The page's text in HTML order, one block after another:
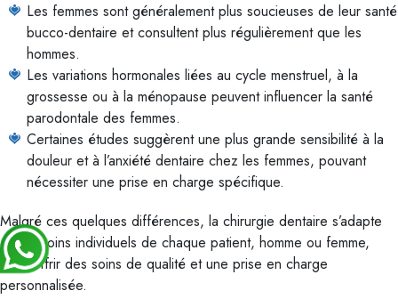
Les femmes sont généralement plus soucieuses de leur santé
bucco-dentaire et consultent plus régulièrement que les
hommes.
Les variations hormonales liées au cycle menstruel, à la
grossesse ou à la ménopause peuvent influencer la santé
parodontale des femmes.
Certaines études suggèrent une plus grande sensibilité à la
douleur et à l’anxiété dentaire chez les femmes, pouvant
nécessiter une prise en charge spécifique.
Malgré ces quelques différences, la chirurgie dentaire s’adapte
aux besoins individuels de chaque patient, homme ou femme,
pour offrir des soins de qualité et une prise en charge
personnalisée.